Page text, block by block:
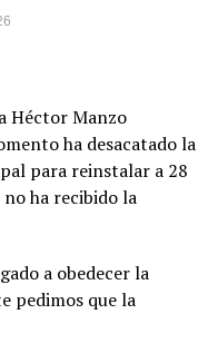
Héctor Manzo
ha desacatado la
para reinstalar a 28
ha recibido la
a obedecer la
pedimos que la